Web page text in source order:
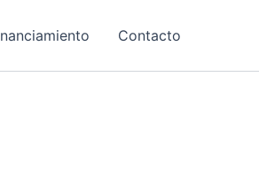
Contacto